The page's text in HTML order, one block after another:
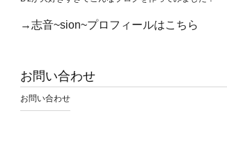
→志音~sion~プロフィールはこちら
お問い合わせ
お問い合わせ